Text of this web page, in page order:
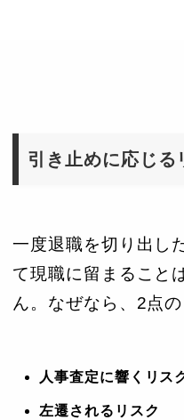
引き止めに応じる
一度退職を切り出し
て現職に留まること
ん。なぜなら、2点
人事査定に響くリス
左遷されるリスク